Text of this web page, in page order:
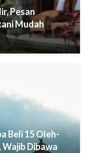
Pesan
Mudah
Beli 15 Oleh-
Wajib Dibawa